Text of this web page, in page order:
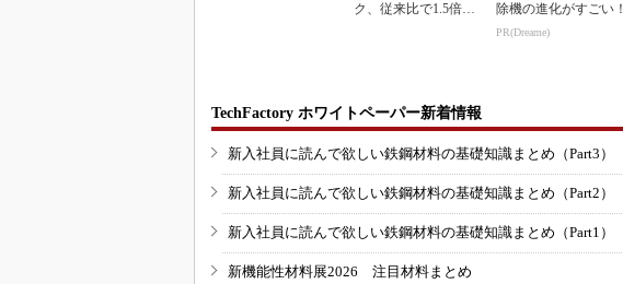
ク、従来比で1.5倍の
除機の進化がすごい！
PR(Dreame)
TechFactory ホワイトペーパー新着情報
新入社員に読んで欲しい鉄鋼材料の基礎知識まとめ（Part3）
新入社員に読んで欲しい鉄鋼材料の基礎知識まとめ（Part2）
新入社員に読んで欲しい鉄鋼材料の基礎知識まとめ（Part1）
新機能性材料展2026 注目材料まとめ